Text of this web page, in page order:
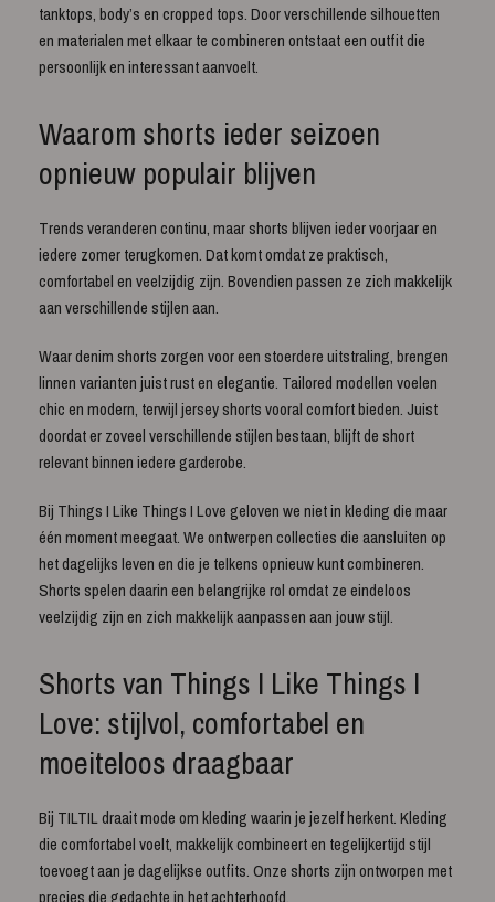
tanktops, body’s en cropped tops. Door verschillende silhouetten
en materialen met elkaar te combineren ontstaat een outfit die
persoonlijk en interessant aanvoelt.
Waarom shorts ieder seizoen
opnieuw populair blijven
Trends veranderen continu, maar shorts blijven ieder voorjaar en
iedere zomer terugkomen. Dat komt omdat ze praktisch,
comfortabel en veelzijdig zijn. Bovendien passen ze zich makkelijk
aan verschillende stijlen aan.
Waar denim shorts zorgen voor een stoerdere uitstraling, brengen
linnen varianten juist rust en elegantie. Tailored modellen voelen
chic en modern, terwijl jersey shorts vooral comfort bieden. Juist
doordat er zoveel verschillende stijlen bestaan, blijft de short
relevant binnen iedere garderobe.
Bij Things I Like Things I Love geloven we niet in kleding die maar
één moment meegaat. We ontwerpen collecties die aansluiten op
het dagelijks leven en die je telkens opnieuw kunt combineren.
Shorts spelen daarin een belangrijke rol omdat ze eindeloos
veelzijdig zijn en zich makkelijk aanpassen aan jouw stijl.
Shorts van Things I Like Things I
Love: stijlvol, comfortabel en
moeiteloos draagbaar
Bij TILTIL draait mode om kleding waarin je jezelf herkent. Kleding
die comfortabel voelt, makkelijk combineert en tegelijkertijd stijl
toevoegt aan je dagelijkse outfits. Onze shorts zijn ontworpen met
precies die gedachte in het achterhoofd.